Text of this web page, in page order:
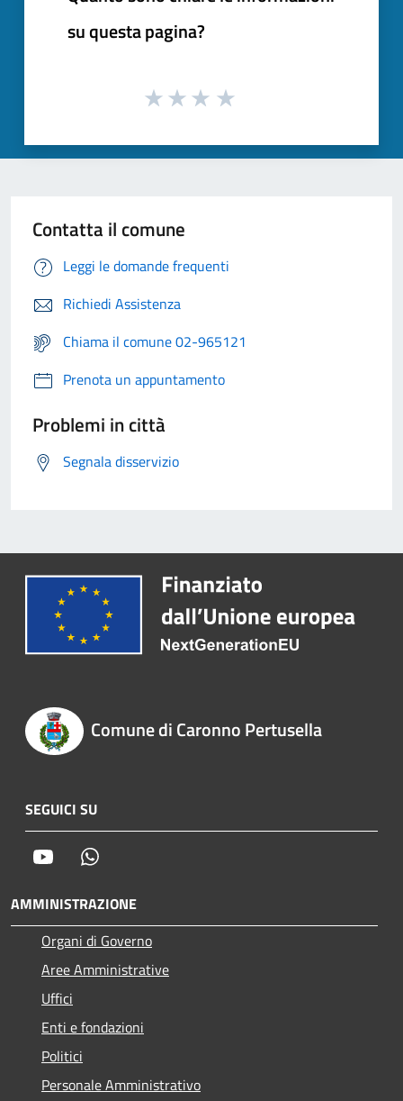
su questa pagina?
Contatta il comune
Leggi le domande frequenti
Richiedi Assistenza
Chiama il comune 02-965121
Prenota un appuntamento
Problemi in città
Segnala disservizio
Comune di Caronno Pertusella
SEGUICI SU
Youtube
AMMINISTRAZIONE
Organi di Governo
Aree Amministrative
Uffici
Enti e fondazioni
Politici
Personale Amministrativo